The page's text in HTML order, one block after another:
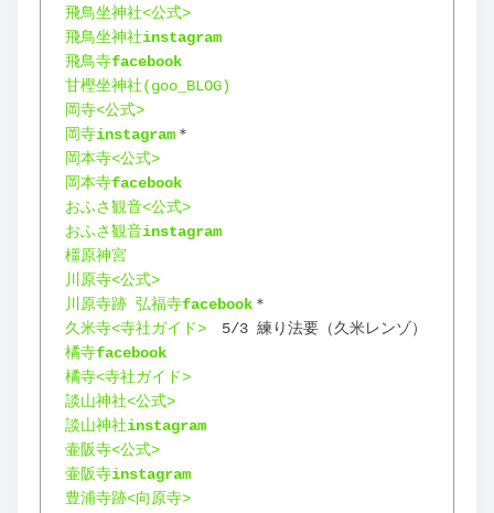
飛鳥坐神社<公式>
飛鳥坐神社instagram
飛鳥寺facebook
甘樫坐神社(goo_BLOG)
岡寺<公式>
岡寺instagram ＊
岡本寺<公式>
岡本寺facebook
おふさ観音<公式>
おふさ観音instagram
橿原神宮
川原寺<公式>
川原寺跡 弘福寺facebook ＊
久米寺<寺社ガイド> 5/3 練り法要（久米レンゾ）
橘寺facebook
橘寺<寺社ガイド>
談山神社<公式>
談山神社instagram
壷阪寺<公式>
壷阪寺instagram
豊浦寺跡<向原寺>